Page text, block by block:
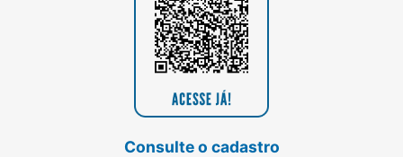
Consulte o cadastro